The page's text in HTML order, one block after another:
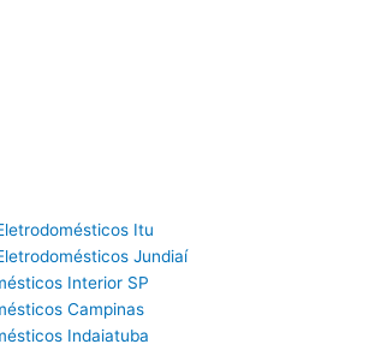
Itu
Jundiaí
Interior SP
Campinas
Indaiatuba